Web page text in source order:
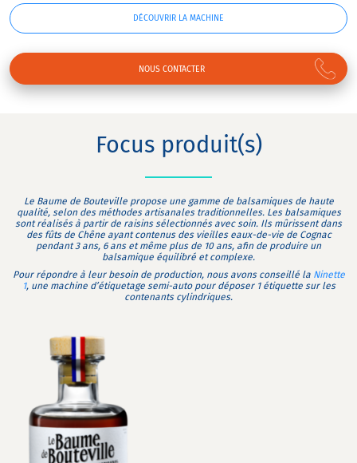
DÉCOUVRIR LA MACHINE
NOUS CONTACTER
Focus produit(s)
Le Baume de Bouteville propose une gamme de balsamiques de haute
qualité, selon des méthodes artisanales traditionnelles. Les balsamiques
sont réalisés à partir de raisins sélectionnés avec soin. Ils mûrissent dans
des fûts de Chêne ayant contenus des vieilles eaux-de-vie de Cognac
pendant 3 ans, 6 ans et même plus de 10 ans, afin de produire un
balsamique équilibré et complexe.
Pour répondre à leur besoin de production, nous avons conseillé la Ninette
1, une machine d’étiquetage semi-auto pour déposer 1 étiquette sur les
contenants cylindriques.